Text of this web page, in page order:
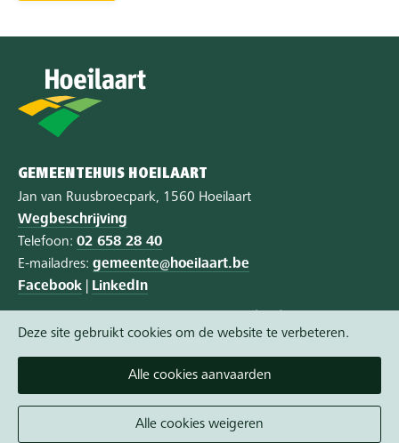
GEMEENTEHUIS HOEILAART
Jan van Ruusbroecpark, 1560 Hoeilaart
Wegbeschrijving
Telefoon: 02 658 28 40
E-mailadres: gemeente@hoeilaart.be
Facebook
LinkedIn
Vandaag gesloten
Morgen open van 8:15 tot 12:00
Alle openingsuren
Deze site gebruikt cookies om de website te verbeteren.
Alle cookies weigeren
Alle cookies aanvaarden